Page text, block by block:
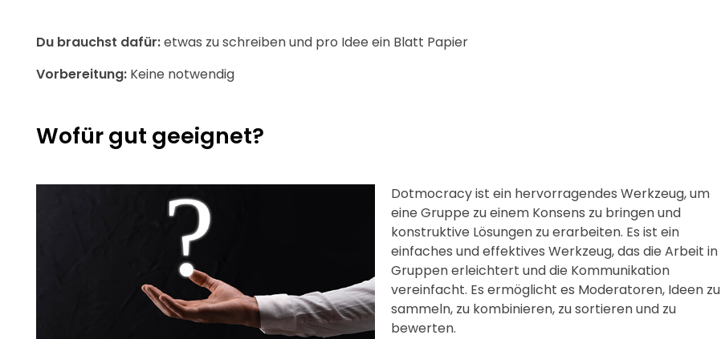
Du brauchst dafür:etwas zu schreiben und pro Idee ein Blatt Papier
Vorbereitung: Keine notwendig
Wofür gut geeignet?
Dotmocracy ist ein hervorragendes Werkzeug, um
eine Gruppe zu einem Konsens zu bringen und
konstruktive Lösungen zu erarbeiten. Es ist ein
einfaches und effektives Werkzeug, das die Arbeit in
Gruppen erleichtert und die Kommunikation
vereinfacht. Es ermöglicht es Moderatoren, Ideen zu
sammeln, zu kombinieren, zu sortieren und zu
bewerten.